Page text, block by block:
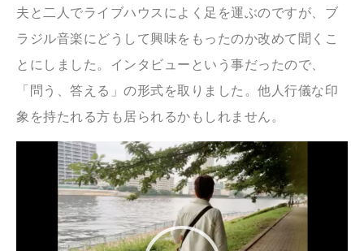
夫と二人でライブハウスによく足を運ぶのですが、ブ
ラジル音楽にどうして興味をもったのか改めて聞くこ
とにしました。インタビューという事だったので、
「問う、答える」の形式を取りました。他人行儀な印
象を持たれる方も居られるかもしれません。